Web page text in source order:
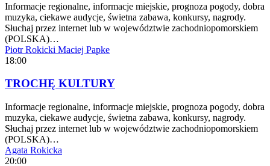
Informacje regionalne, informacje miejskie, prognoza pogody, dobra
muzyka, ciekawe audycje, świetna zabawa, konkursy, nagrody.
Słuchaj przez internet lub w województwie zachodniopomorskiem
(POLSKA)…
Piotr Rokicki Maciej Papke
18:00
TROCHĘ KULTURY
Informacje regionalne, informacje miejskie, prognoza pogody, dobra
muzyka, ciekawe audycje, świetna zabawa, konkursy, nagrody.
Słuchaj przez internet lub w województwie zachodniopomorskiem
(POLSKA)…
Agata Rokicka
20:00